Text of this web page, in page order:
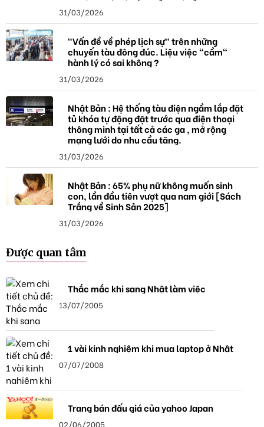
31/03/2026
"Vấn đề về phép lịch sự" trên những
chuyến tàu đông đúc. Liệu việc "cầm"
hành lý có sai không ?
31/03/2026
Nhật Bản : Hệ thống tàu điện ngầm lắp đặt
tủ khóa tự động đặt trước qua điện thoại
thông minh tại tất cả các ga , mở rộng
mạng lưới do nhu cầu tăng.
31/03/2026
Nhật Bản : 65% phụ nữ không muốn sinh
con, lần đầu tiên vượt qua nam giới [Sách
Trắng về Sinh Sản 2025]
31/03/2026
Được quan tâm
Thắc mắc khi sang Nhật làm việc
13/07/2005
1 vài kinh nghiệm khi mua laptop ở Nhật
07/07/2008
Trang bán đấu giá của yahoo Japan
02/06/2005